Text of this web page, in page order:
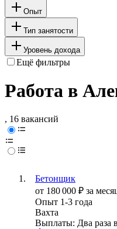
Опыт
Тип занятости
Уровень дохода
Ещё фильтры
Работа в
, 16 вакансий
Бетонщик
от 180 000 ₽ за
Опыт 1-3 года
Вахта
Выплаты: Два раза